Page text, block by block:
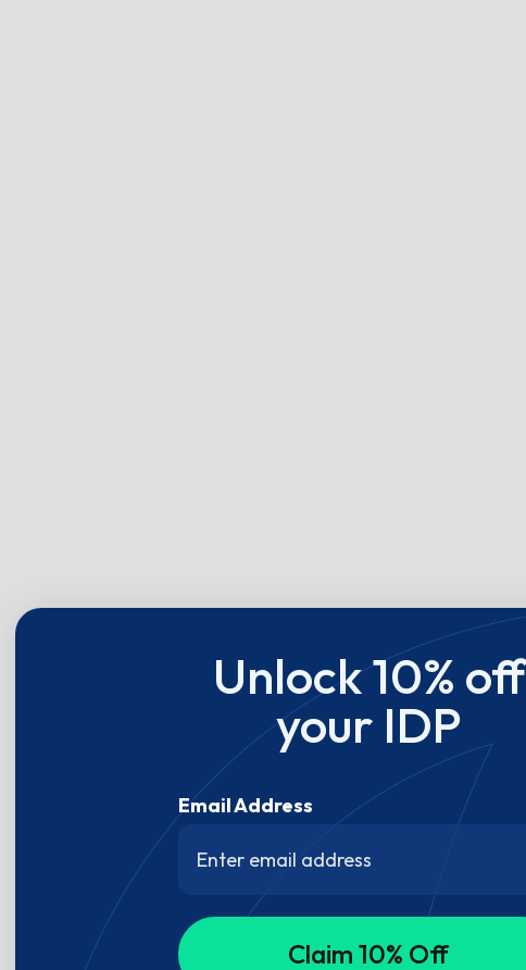
Unlock 10% off
your IDP
Email Address
Claim 10% Off